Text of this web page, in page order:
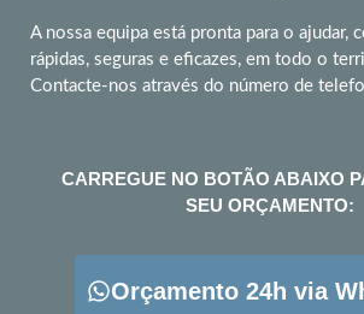
A nossa equipa está pronta para o ajudar,
rápidas, seguras e eficazes, em todo o
Contacte-nos através do número de
CARREGUE NO BOTÃO ABAIXO
SEU ORÇAMENTO:
Orçamento 24h via